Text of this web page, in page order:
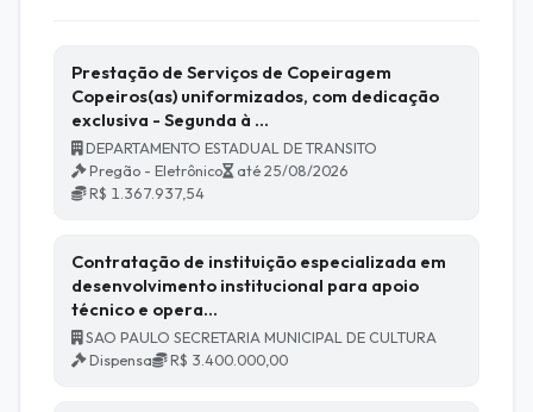
Prestação de Serviços de Copeiragem
Copeiros(as) uniformizados, com dedicação
exclusiva - Segunda à …
DEPARTAMENTO ESTADUAL DE TRANSITO
Pregão - Eletrônico
até 25/08/2026
R$ 1.367.937,54
Contratação de instituição especializada em
desenvolvimento institucional para apoio
técnico e opera…
SAO PAULO SECRETARIA MUNICIPAL DE CULTURA
Dispensa
R$ 3.400.000,00